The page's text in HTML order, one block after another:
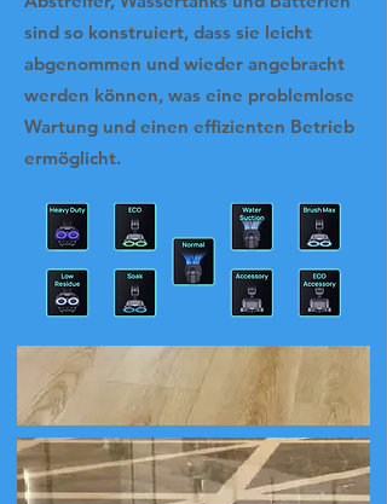
sind so konstruiert, dass sie leicht
abgenommen und wieder angebracht
werden können, was eine problemlose
Wartung und einen effizienten Betrieb
ermöglicht.